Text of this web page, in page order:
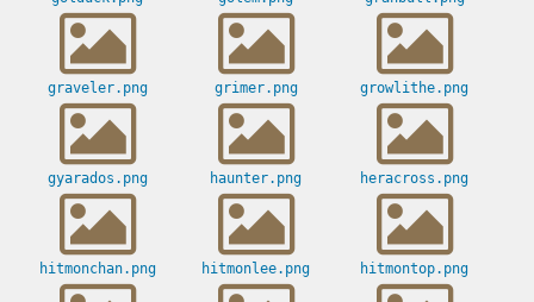
graveler.png grimer.png growlithe.png
gyarados.png haunter.png heracross.png
hitmonchan.png hitmonlee.png hitmontop.png